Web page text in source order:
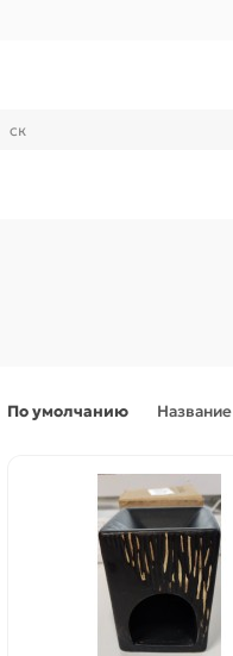
По умолчанию Название